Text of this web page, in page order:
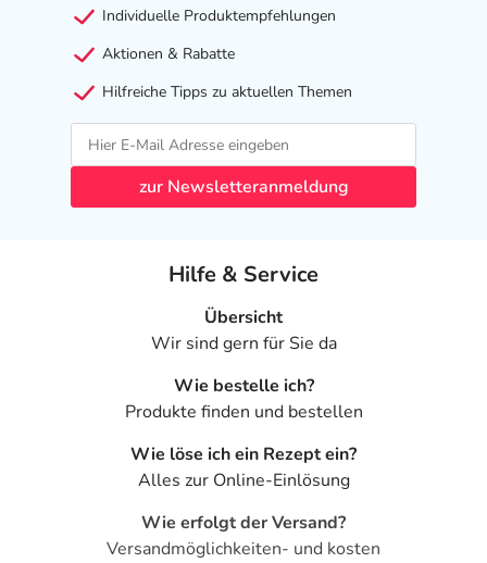
Individuelle Produktempfehlungen
Aktionen & Rabatte
Hilfreiche Tipps zu aktuellen Themen
zur Newsletteranmeldung
Hilfe & Service
Übersicht
Wir sind gern für Sie da
Wie bestelle ich?
Produkte finden und bestellen
Wie löse ich ein Rezept ein?
Alles zur Online-Einlösung
Wie erfolgt der Versand?
Versandmöglichkeiten- und kosten